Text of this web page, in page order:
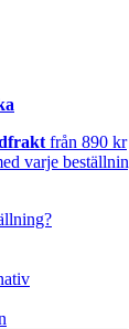
från 890 kr
varje